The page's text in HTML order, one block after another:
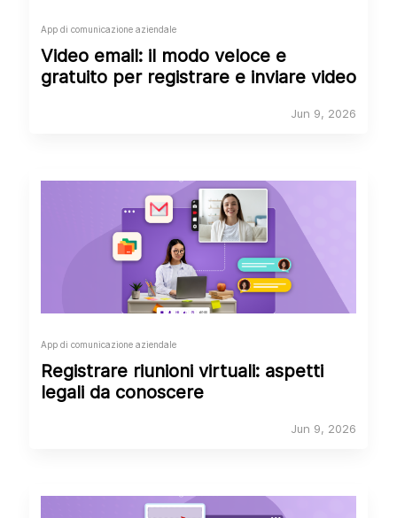
App di comunicazione aziendale
Video email: il modo veloce e
gratuito per registrare e inviare video
Jun 9, 2026
App di comunicazione aziendale
Registrare riunioni virtuali: aspetti
legali da conoscere
Jun 9, 2026